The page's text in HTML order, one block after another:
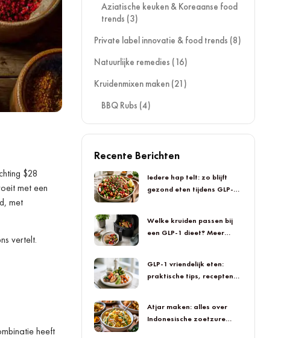
$28
met een
met
vertelt.
heeft
Aziatische keuken & Koreaanse food
trends (3)
Private label innovatie & food trends (8)
Natuurlijke remedies (16)
Kruidenmixen maken (21)
BBQ Rubs (4)
Recente Berichten
Iedere hap telt: zo blijft
gezond eten tijdens GLP-1
Welke kruiden passen bij
een GLP-1 dieet? Meer
GLP-1 vriendelijk eten:
praktische tips, recepten
Atjar maken: alles over
Indonesische zoetzure